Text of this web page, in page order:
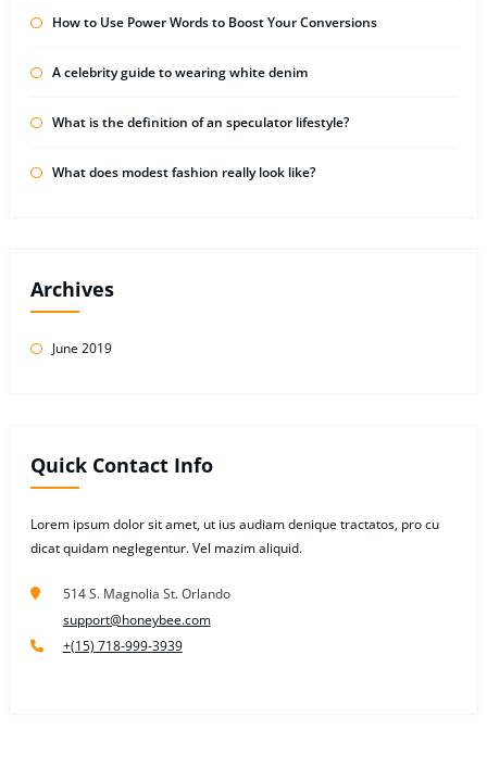
How to Use Power Words to Boost Your Conversions
A celebrity guide to wearing white denim
What is the definition of an speculator lifestyle?
What does modest fashion really look like?
Archives
June 2019
Quick Contact Info
Lorem ipsum dolor sit amet, ut ius audiam denique tractatos, pro cu
dicat quidam neglegentur. Vel mazim aliquid.
514 S. Magnolia St. Orlando
support@honeybee.com
+(15) 718-999-3939